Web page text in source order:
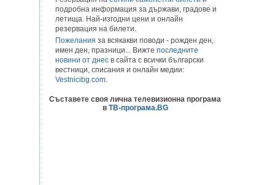
подробна информация за държави, градове и
летища. Най-изгодни цени и онлайн
резервация на билети.
Пожелания за всякакви поводи - рожден ден,
имен ден, празници... Вижте последните
новини от днес в сайта с всички български
вестници, списания и онлайн медии:
Vestnicibg.com.
Съставете своя лична телевизионна програма
в ТВ-програма.BG